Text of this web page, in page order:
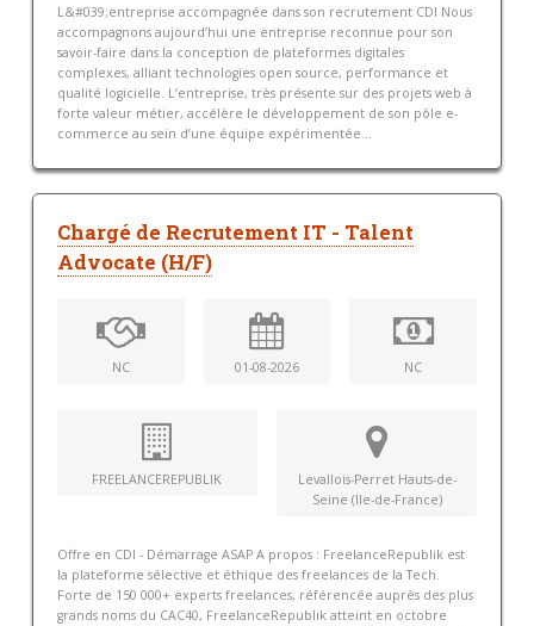
L&#039;entreprise accompagnée dans son recrutement CDI Nous
accompagnons aujourd’hui une entreprise reconnue pour son
savoir-faire dans la conception de plateformes digitales
complexes, alliant technologies open source, performance et
qualité logicielle. L’entreprise, très présente sur des projets web à
forte valeur métier, accélère le développement de son pôle e-
commerce au sein d’une équipe expérimentée...
Chargé de Recrutement IT - Talent
Advocate (H/F)
NC 01-08-2026 NC
FREELANCEREPUBLIK
Levallois-Perret Hauts-de-
Seine (Ile-de-France)
Offre en CDI - Démarrage ASAP A propos : FreelanceRepublik est
la plateforme sélective et éthique des freelances de la Tech.
Forte de 150 000+ experts freelances, référencée auprès des plus
grands noms du CAC40, FreelanceRepublik atteint en octobre